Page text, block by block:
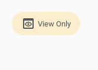
View Only